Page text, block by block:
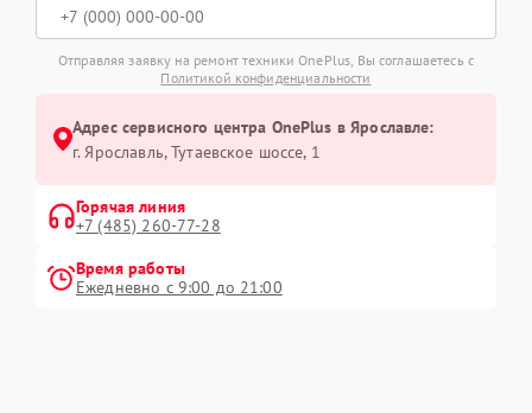
Отправляя заявку на ремонт техники OnePlus, Вы соглашаетесь с
Политикой конфиденциальности
Адрес сервисного центра OnePlus в Ярославле:
г. Ярославль, Тутаевское шоссе, 1
Горячая линия
+7 (485) 260-77-28
Время работы
Ежедневно с 9:00 до 21:00